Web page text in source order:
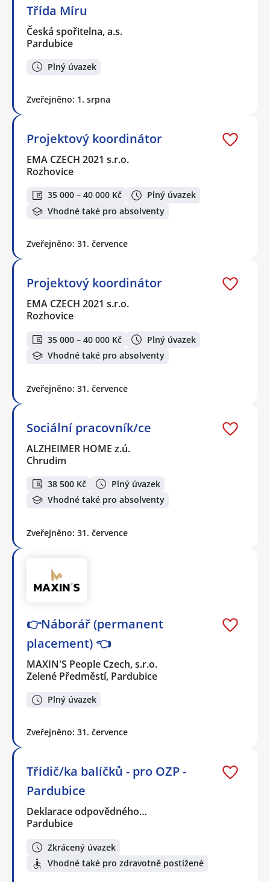
Třída Míru
Česká spořitelna, a.s.
Pardubice
Plný úvazek
Zveřejněno: 1. srpna
Projektový koordinátor
EMA CZECH 2021 s.r.o.
Rozhovice
35 000 – 40 000 Kč
Plný úvazek
Vhodné také pro absolventy
Zveřejněno: 31. července
Projektový koordinátor
EMA CZECH 2021 s.r.o.
Rozhovice
35 000 – 40 000 Kč
Plný úvazek
Vhodné také pro absolventy
Zveřejněno: 31. července
Sociální pracovník/ce
ALZHEIMER HOME z.ú.
Chrudim
38 500 Kč
Plný úvazek
Vhodné také pro absolventy
Zveřejněno: 31. července
👉Náborář (permanent
placement) 👈
MAXIN'S People Czech, s.r.o.
Zelené Předměstí, Pardubice
Plný úvazek
Zveřejněno: 31. července
Třídič/ka balíčků - pro OZP -
Pardubice
Deklarace odpovědného…
Pardubice
Zkrácený úvazek
Vhodné také pro zdravotně postižené